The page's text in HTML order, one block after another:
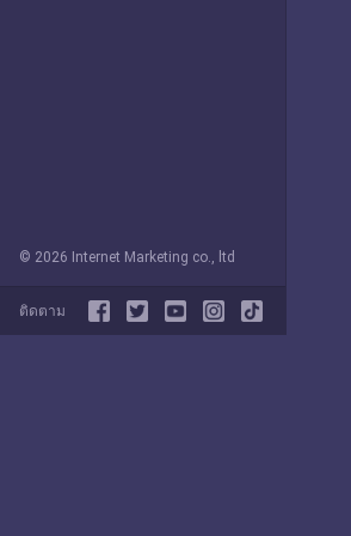
© 2026 Internet Marketing co., ltd
ติดตาม